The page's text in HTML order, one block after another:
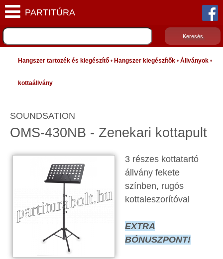
Hangszer tartozék és kiegészítő • Hangszer kiegészítők • Állványok •
kottaállvány
SOUNDSATION
OMS-430NB - Zenekari kottapult
3 részes kottatartó
állvány fekete
színben, rugós
kottaleszorítóval
EXTRA
BÓNUSZPONT!